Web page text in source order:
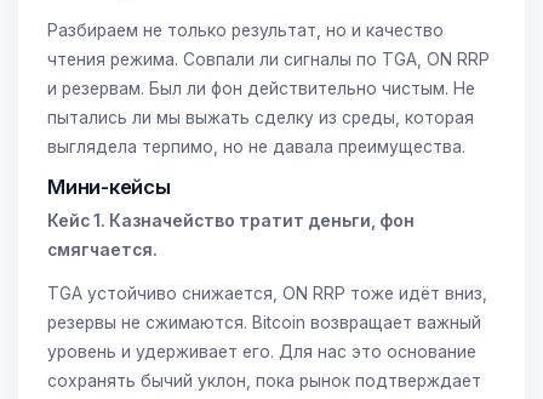
Разбираем не только результат, но и качество
чтения режима. Совпали ли сигналы по TGA, ON RRP
и резервам. Был ли фон действительно чистым. Не
пытались ли мы выжать сделку из среды, которая
выглядела терпимо, но не давала преимущества.
Мини-кейсы
Кейс 1. Казначейство тратит деньги, фон
смягчается.
TGA устойчиво снижается, ON RRP тоже идёт вниз,
резервы не сжимаются. Bitcoin возвращает важный
уровень и удерживает его. Для нас это основание
сохранять бычий уклон, пока рынок подтверждает